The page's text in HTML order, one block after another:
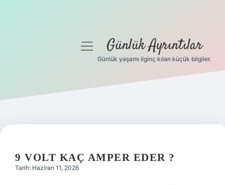
Gizlilik Politikası
Yasal Uyarı
menüyüGünlük Ayrıntılar
Günlük yaşamı ilginç kılan küçük bilgiler.
9 VOLT KAÇ AMPER EDER ?
Tarih: Haziran 11, 2026